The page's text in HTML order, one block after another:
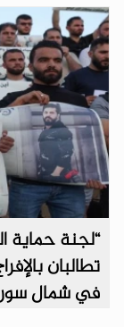
“لجنة حماية
تطالبان
في شمال